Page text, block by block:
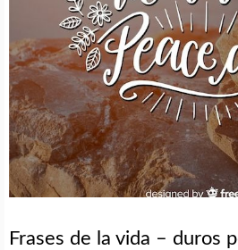
Frases de la vida – duros